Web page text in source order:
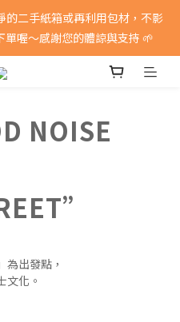
享免運費
的二手紙箱或再利用包材，不影
喔～感謝您的體諒與支持 🌱
享免運費
NOISE
出發點，
文化。